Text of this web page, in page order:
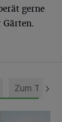
gerne
Zum Thema
Domizils